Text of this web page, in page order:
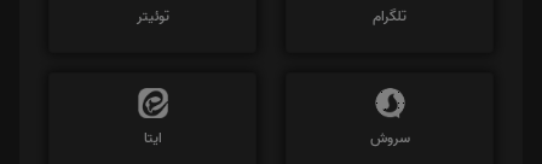
تلگرام توئیتر
سروش ایتا